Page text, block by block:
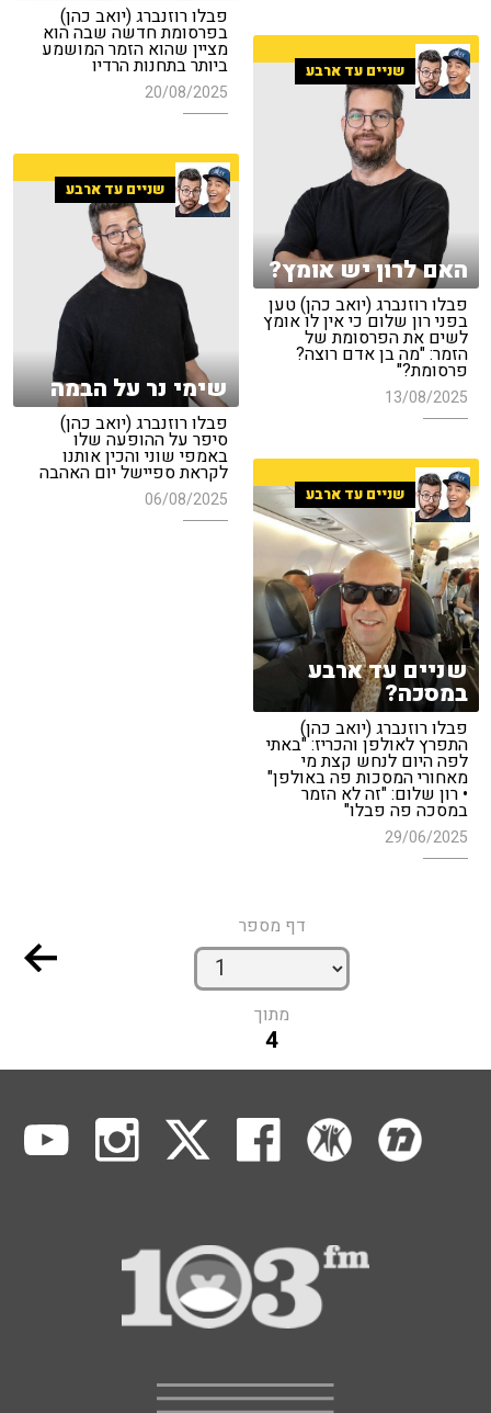
פבלו רוזנברג (יואב כהן)
בפרסומת חדשה שבה הוא
מציין שהוא הזמר המושמע
ביותר בתחנות הרדיו
20/08/2025
שניים עד ארבע
האם לרון יש אומץ?
פבלו רוזנברג (יואב כהן) טען
בפני רון שלום כי אין לו אומץ
לשים את הפרסומת של
הזמר: "מה בן אדם רוצה?
פרסומת?"
13/08/2025
שניים עד ארבע
שימי נר על הבמה
פבלו רוזנברג (יואב כהן)
סיפר על ההופעה שלו
באמפי שוני והכין אותנו
לקראת ספיישל יום האהבה
06/08/2025 שניים עד ארבע
שניים עד ארבע
במסכה?
פבלו רוזנברג (יואב כהן)
התפרץ לאולפן והכריז: "באתי
לפה היום לנחש קצת מי
מאחורי המסכות פה באולפן"
• רון שלום: "זה לא הזמר
במסכה פה פבלו"
29/06/2025
דף מספר
מתוך
4